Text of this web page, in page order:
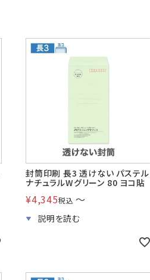
封筒印刷 長3 透けない パステル
ナチュラルWグリーン 80 ヨコ貼
¥4,345税込 〜